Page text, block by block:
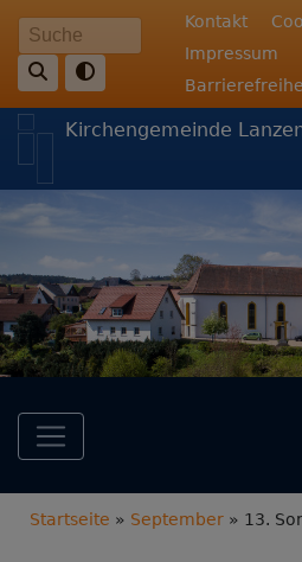
Direkt
zum
Inhalt
Suche
Kontakt
Impressum
Kirchengemeinde
Breadcrumb
Startseite September 13.